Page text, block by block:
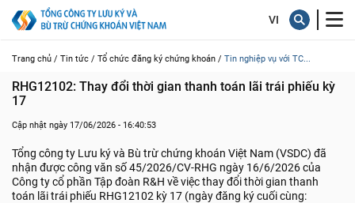
Trang chủ / Tin tức / Tổ chức đăng ký chứng khoán / Tin nghiệp vụ với TC...
RHG12102: Thay đổi thời gian thanh toán lãi trái phiếu kỳ
17
Cập nhật ngày 17/06/2026 - 16:40:53
Tổng công ty Lưu ký và Bù trừ chứng khoán Việt Nam (VSDC) đã
nhận được công văn số 45/2026/CV-RHG ngày 16/6/2026 của
Công ty cổ phần Tập đoàn R&H về việc thay đổi thời gian thanh
toán lãi trái phiếu RHG12102 kỳ 17 (ngày đăng ký cuối cùng: